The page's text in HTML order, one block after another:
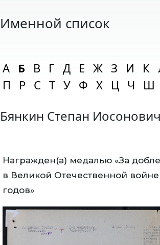
Именной список
А Б В Г Д Е Ж З И К
П
Р С Т У Ф Х Ц Ч Ш
Бянкин Степан Иосонович
Награжден(а) медалью «За
в Великой Отечественной войне
годов»